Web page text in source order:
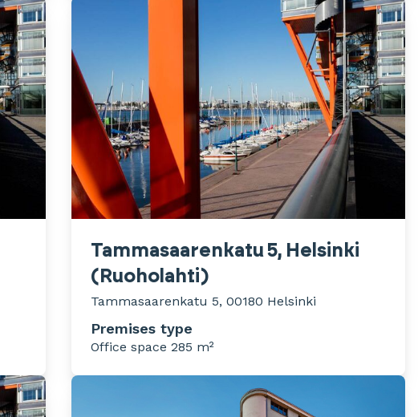
Tammasaarenkatu 5, Helsinki
(Ruoholahti)
Tammasaarenkatu 5, 00180 Helsinki
Premises type
Office space 285 m²